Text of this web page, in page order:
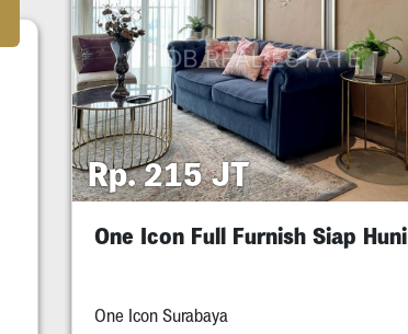
Rp. 215 JT
One Icon Full Furnish Siap Huni
One Icon Surabaya